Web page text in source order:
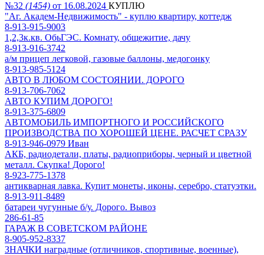
№32 (1454) от 16.08.2024 КУПЛЮ
"Аг. Академ-Недвижимость" - куплю квартиру, коттедж
8-913-915-9003
1,2,3к.кв. ОбьГЭС. Комнату, общежитие, дачу
8-913-916-3742
а/м прицеп легковой, газовые баллоны, медогонку
8-913-985-5124
АВТО В ЛЮБОМ СОСТОЯНИИ. ДОРОГО
8-913-706-7062
АВТО КУПИМ ДОРОГО!
8-913-375-6809
АВТОМОБИЛЬ ИМПОРТНОГО И РОССИЙСКОГО
ПРОИЗВОДСТВА ПО ХОРОШЕЙ ЦЕНЕ. РАСЧЕТ СРАЗУ
8-913-946-0979 Иван
АКБ, радиодетали, платы, радиоприборы, черный и цветной
металл. Скупка! Дорого!
8-923-775-1378
антикварная лавка. Купит монеты, иконы, серебро, статуэтки.
8-913-911-8489
батареи чугунные б/у. Дорого. Вывоз
286-61-85
ГАРАЖ В СОВЕТСКОМ РАЙОНЕ
8-905-952-8337
ЗНАЧКИ наградные (отличников, спортивные, военные),